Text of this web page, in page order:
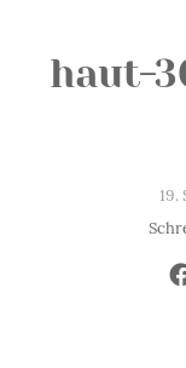
haut-
19.